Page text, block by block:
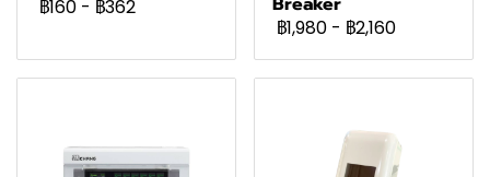
฿160 - ฿362
฿1,980 - ฿2,160